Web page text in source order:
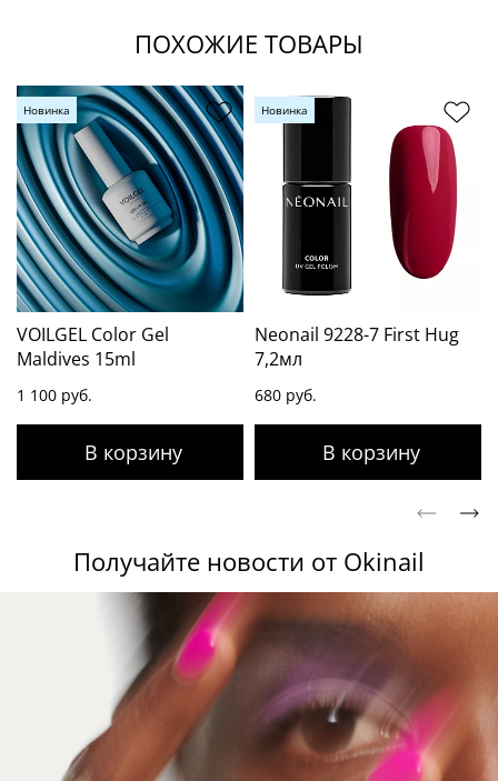
ПОХОЖИЕ ТОВАРЫ
Новинка
VOILGEL Color Gel
Maldives 15ml
1 100 руб.
Новинка
Neonail 9228-7 First Hug
7,2мл
680 руб.
Получайте новости от Okinail